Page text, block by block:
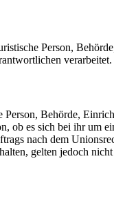
Person,
verarbeitet.
Behörde,
ob es sich bei ihr um
nach dem
gelten jedoch